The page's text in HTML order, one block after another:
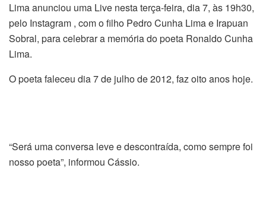
Lima anunciou uma Live nesta terça-feira, dia 7, às 19h30,
pelo Instagram , com o filho Pedro Cunha Lima e Irapuan
Sobral, para celebrar a memória do poeta Ronaldo Cunha
Lima.
O poeta faleceu dia 7 de julho de 2012, faz oito anos hoje.
“Será uma conversa leve e descontraída, como sempre foi
nosso poeta”, informou Cássio.